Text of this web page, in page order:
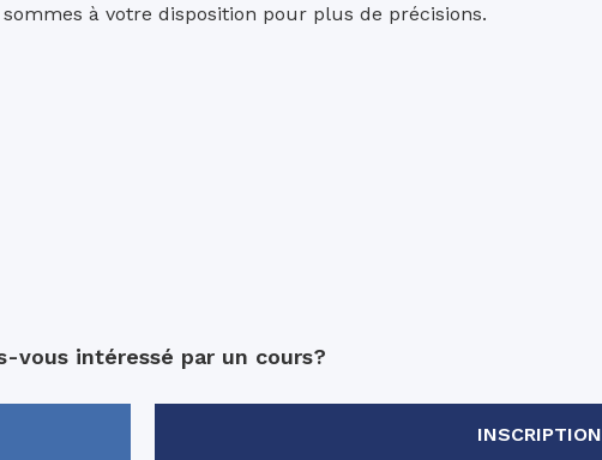
à votre disposition pour plus de précisions.
vous intéressé par un cours?
INSCRIPTION